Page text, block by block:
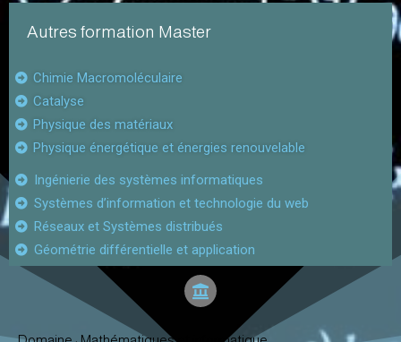
Autres formation Master
Chimie Macromoléculaire
Catalyse
Physique des matériaux​
Physique énergétique et énergies renouvelable
Ingénierie des systèmes informatiques
Systèmes d’information et technologie du web
Réseaux et Systèmes distribués
Géométrie différentielle et application